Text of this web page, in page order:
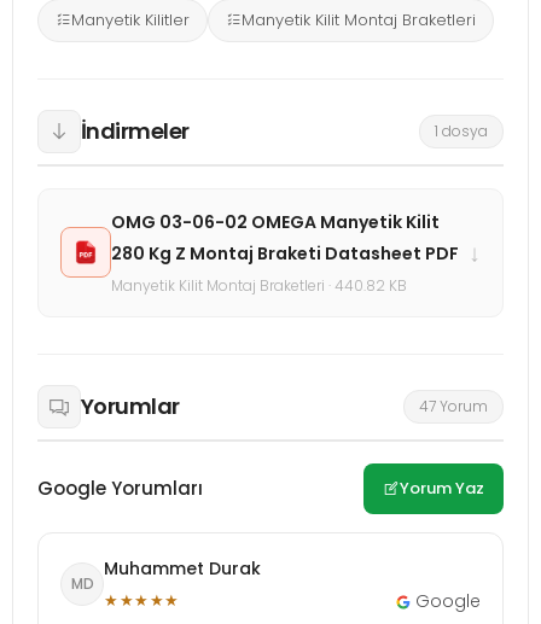
Manyetik Kilitler Manyetik Kilit Montaj Braketleri
İndirmeler 1 dosya
OMG 03-06-02 OMEGA Manyetik Kilit
280 Kg Z Montaj Braketi Datasheet PDF
Manyetik Kilit Montaj Braketleri · 440.82 KB
↓
Yorumlar 47 Yorum
Google Yorumları Yorum Yaz
MD
Muhammet Durak
★★★★★ Google